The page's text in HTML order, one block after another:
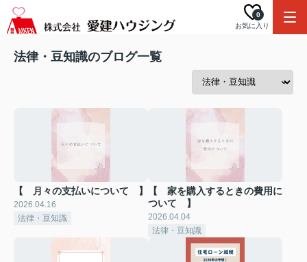
お気に入り
0
法律・豆知識のブログ一覧
【 月々の支払いについて 】
2026.04.16
法律・豆知識
【 家を購入するときの費用に
ついて 】
2026.04.04
法律・豆知識